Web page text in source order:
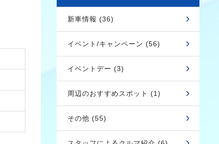
新車情報 (36)
イベント/キャンペーン (56)
イベントデー (3)
周辺のおすすめスポット (1)
その他 (55)